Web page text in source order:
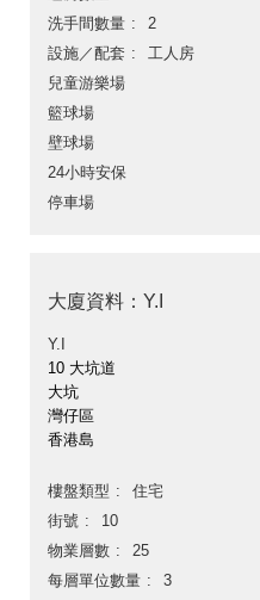
洗手間數量
2
設施／配套
工人房
兒童游樂場
籃球場
壁球場
24小時安保
停車場
大廈資料：Y.I
Y.I
10 大坑道
大坑
灣仔區
香港島
樓盤類型
住宅
街號
10
物業層數
25
每層單位數量
3